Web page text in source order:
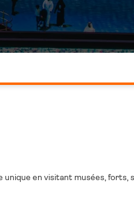
unique en visitant musées,